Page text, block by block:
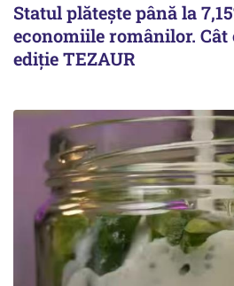
Statul plătește până la
economiile românilor.
ediție TEZAUR